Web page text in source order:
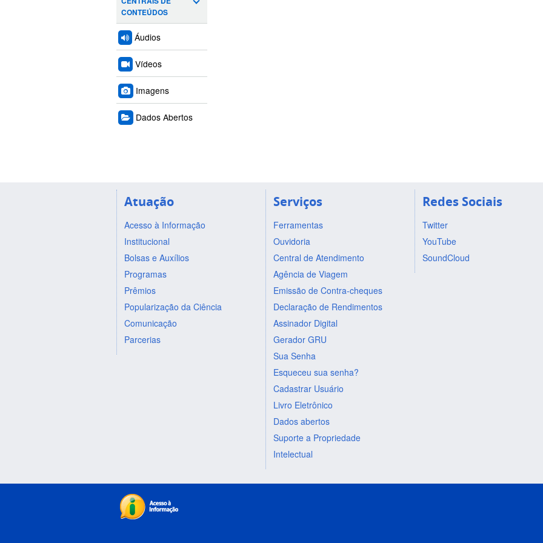
CONTEÚDOS
Áudios
Vídeos
Imagens
Dados Abertos
Atuação
Acesso à Informação
Institucional
Bolsas e Auxílios
Programas
Prêmios
Popularização da Ciência
Comunicação
Parcerias
Serviços
Ferramentas
Ouvidoria
Central de Atendimento
Agência de Viagem
Emissão de Contra-cheques
Declaração de Rendimentos
Assinador Digital
Gerador GRU
Sua Senha
Esqueceu sua senha?
Cadastrar Usuário
Livro Eletrônico
Dados abertos
Suporte a Propriedade
Intelectual
Redes Sociais
Twitter
YouTube
SoundCloud